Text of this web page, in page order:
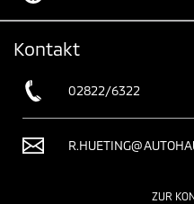
Kontakt
02822/6322
ZUR